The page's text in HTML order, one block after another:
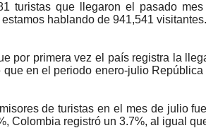
turistas que llegaron el pasado
hablando de 941,541
por primera vez el país registra la
en el periodo enero-julio
de turistas en el mes de julio
Colombia registró un 3.7%, al igual